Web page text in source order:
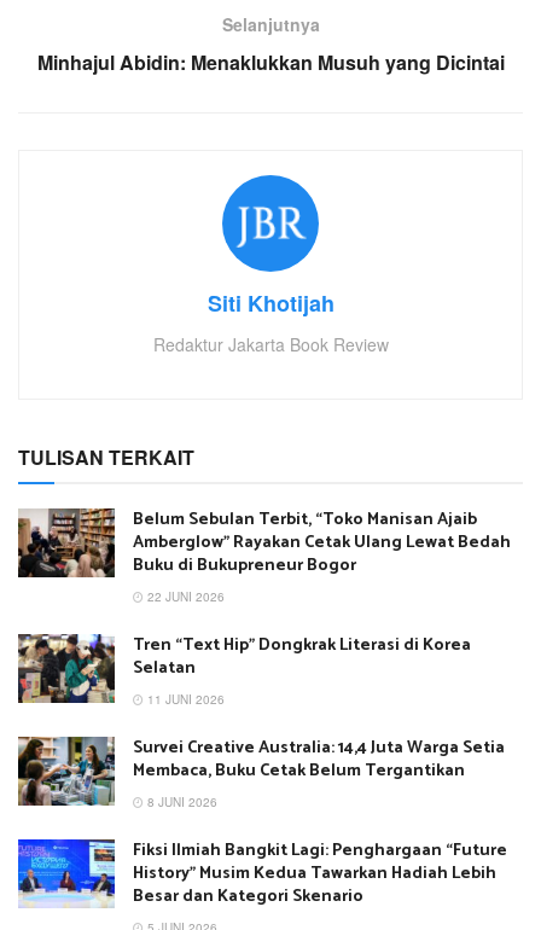
Selanjutnya
Minhajul Abidin: Menaklukkan Musuh yang Dicintai
Siti Khotijah
Redaktur Jakarta Book Review
TULISAN TERKAIT
Belum Sebulan Terbit, “Toko Manisan Ajaib
Amberglow” Rayakan Cetak Ulang Lewat Bedah
Buku di Bukupreneur Bogor
22 JUNI 2026
Tren “Text Hip” Dongkrak Literasi di Korea
Selatan
11 JUNI 2026
Survei Creative Australia: 14,4 Juta Warga Setia
Membaca, Buku Cetak Belum Tergantikan
8 JUNI 2026
Fiksi Ilmiah Bangkit Lagi: Penghargaan “Future
History” Musim Kedua Tawarkan Hadiah Lebih
Besar dan Kategori Skenario